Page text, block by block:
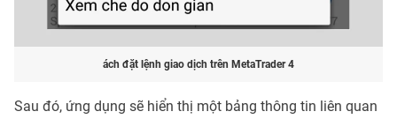
ách đặt lệnh giao dịch trên MetaTrader 4
Sau đó, ứng dụng sẽ hiển thị một bảng thông tin liên quan